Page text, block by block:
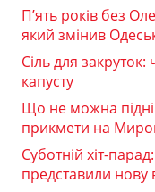
П’ять років без
який змінив
Сіль для закруток:
капусту
Що не можна
прикмети на
Суботній хіт-
представили нову